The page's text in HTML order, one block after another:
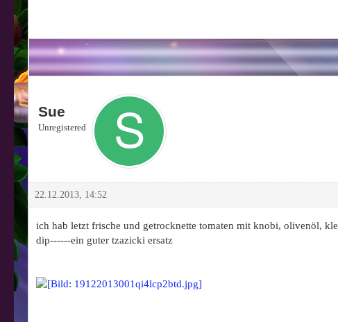
Sue
Unregistered
22.12.2013, 14:52
ich hab letzt frische und getrocknette tomaten mit knobi, olivenöl,
dip------ein guter tzazicki ersatz